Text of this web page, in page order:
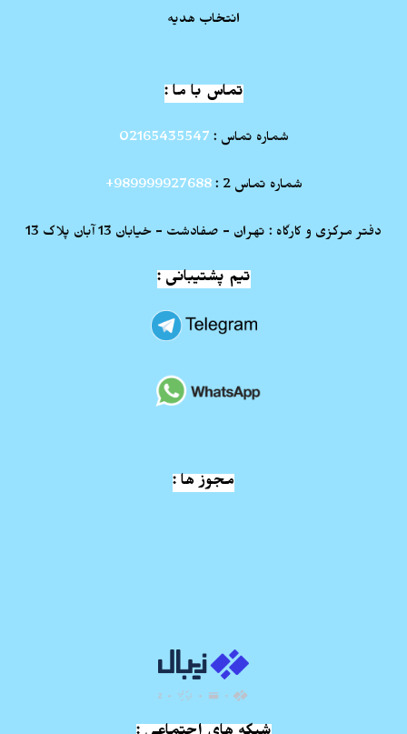
انتخاب هدیه
تماس با ما :
شماره تماس : 02165435547
شماره تماس 2 : 989999927688+
دفتر مرکزی و کارگاه : تهران - صفادشت - خیابان 13 آبان پلاک 13
تیم پشتیبانی :
مجوز ها :